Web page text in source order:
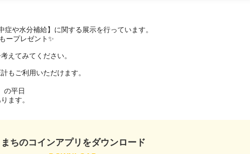
や水分補給】に関する展示を行っています。
ープレゼント✨
えてみてください。
もご利用いただけます。
の平日
ます。
まちのコインアプリをダウンロード